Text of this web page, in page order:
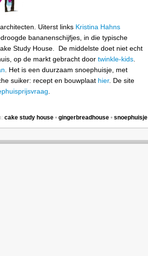
Uiterst links Kristina Hahns
bananenschijfjes, in die typische
Study House. De middelste doet niet echt
op de markt gebracht door twinkle-kids
. Het is een duurzaam snoephuisje, met
suiker: recept en bouwplaat hier. De site
cake study house • gingerbreadhouse • snoephuisje